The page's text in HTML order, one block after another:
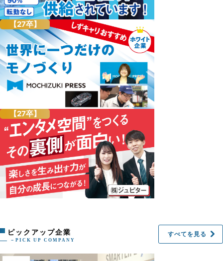
【27卒】
【27卒】
ピックアップ企業
－PICK UP COMPANY
すべてを見る